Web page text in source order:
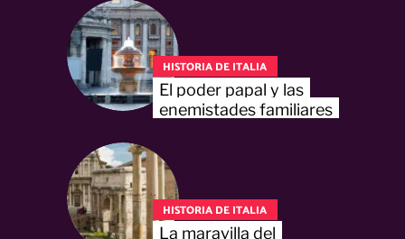
HISTORIA DE ITALIA
El poder papal y las
enemistades familiares
HISTORIA DE ITALIA
La maravilla del